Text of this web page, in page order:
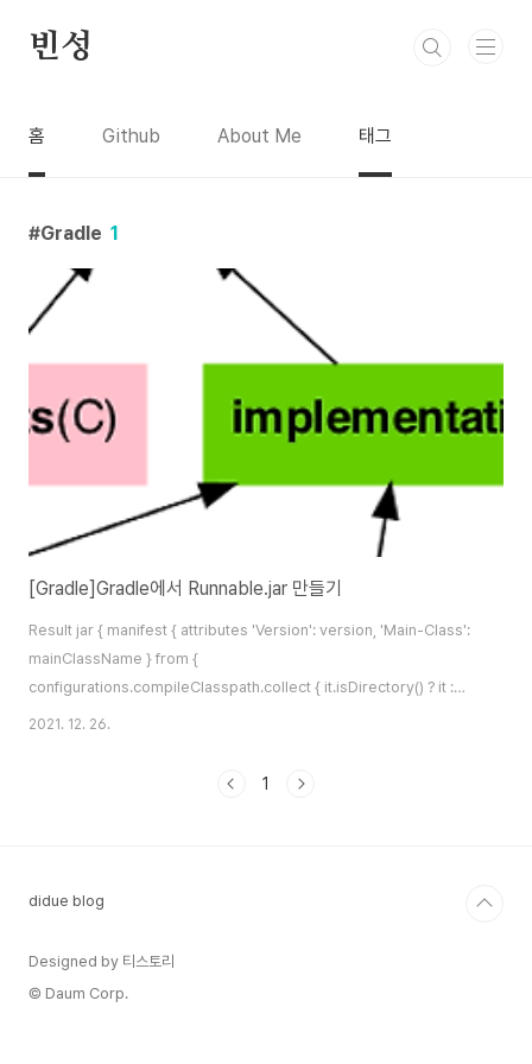
빈성
홈 Github About Me 태그
Gradle 1
[Gradle]Gradle에서 Runnable.jar 만들기
Result jar { manifest { attributes 'Version': version, 'Main-Class':
mainClassName } from {
configurations.compileClasspath.collect { it.isDirectory() ? it :
zipTree(it) } } } build.gradle에 이렇게 코드를 추가해주세요. 주저리주저
설정 없이 jar를 만들어보면 처음에는 Manifest가 없다고 할 겁니다! 그러면
2021. 12. 26.
1
didue blog
Designed by 티스토리
© Daum Corp.